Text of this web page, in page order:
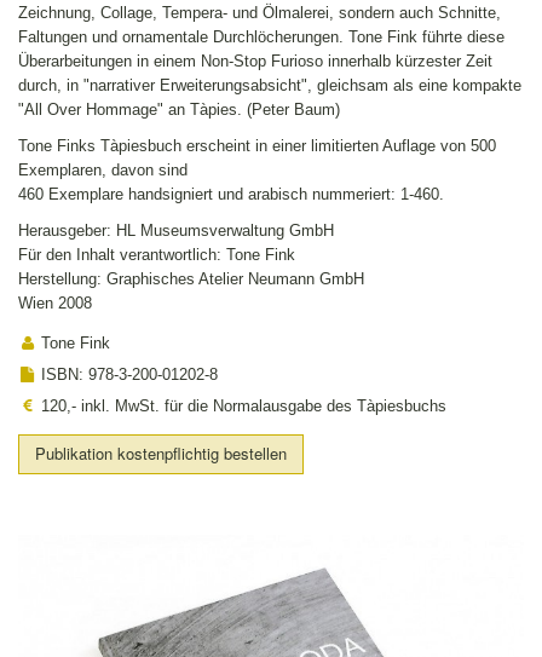
Zeichnung, Collage, Tempera- und Ölmalerei, sondern auch Schnitte,
Faltungen und ornamentale Durchlöcherungen. Tone Fink führte diese
Überarbeitungen in einem Non-Stop Furioso innerhalb kürzester Zeit
durch, in "narrativer Erweiterungsabsicht", gleichsam als eine kompakte
"All Over Hommage" an Tàpies. (Peter Baum)
Tone Finks Tàpiesbuch erscheint in einer limitierten Auflage von 500
Exemplaren, davon sind
460 Exemplare handsigniert und arabisch nummeriert: 1-460.
Herausgeber: HL Museumsverwaltung GmbH
Für den Inhalt verantwortlich: Tone Fink
Herstellung: Graphisches Atelier Neumann GmbH
Wien 2008
Tone Fink
ISBN: 978-3-200-01202-8
120,- inkl. MwSt. für die Normalausgabe des Tàpiesbuchs
Publikation kostenpflichtig bestellen